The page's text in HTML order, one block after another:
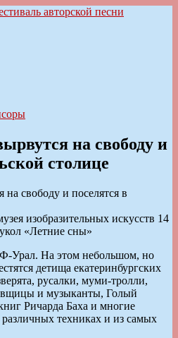
песни
на свободу и
столице
изобразительных искусств 14
«Летние сны»
Урал. На этом небольшом, но
детища екатеринбургских
русалки, муми-тролли,
и музыканты, Голый
Ричарда Баха и многие
техниках и из самых